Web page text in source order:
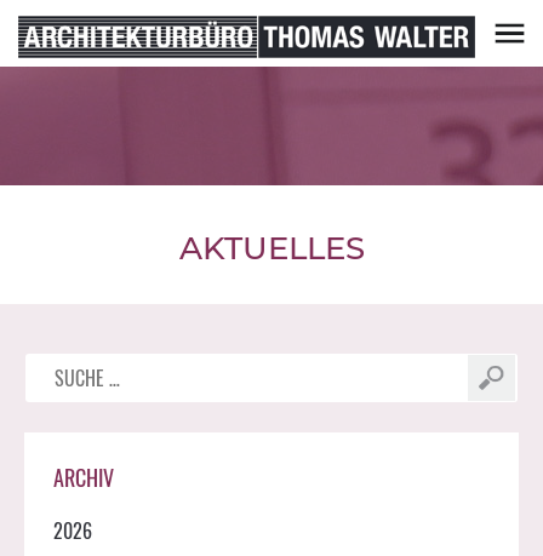
Skip
to
content
AKTUELLES
Suche
nach:
ARCHIV
2026